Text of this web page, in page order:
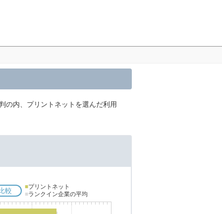
の内、プリントネットを選んだ利用
較 ■プリントネット
■ランクイン企業の平均